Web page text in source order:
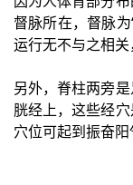
督脉所在，督脉
运行无不与之相关
另外，脊柱两旁
胱经上，这些经
穴位可起到振奋阳